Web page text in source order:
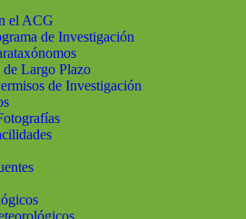
el ACG
de Investigación
Largo Plazo
de Investigación